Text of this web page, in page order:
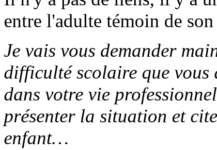
entre l'adulte témoin de
Je vais vous demander
difficulté scolaire que vous
dans votre vie
présenter la situation et
enfant…